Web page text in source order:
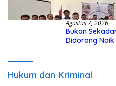
Agustus 7, 2026
Bukan
Didorong Naik
Hukum dan Kriminal